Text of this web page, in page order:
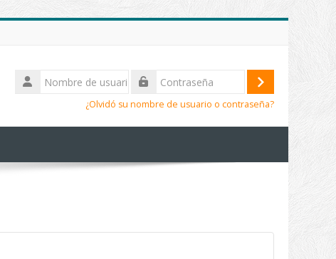
Nombre
de
Acceder
¿Olvidó su nombre de usuario o contraseña?